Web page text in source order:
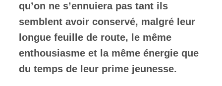
qu’on ne s’ennuiera pas tant ils
semblent avoir conservé, malgré leur
longue feuille de route, le même
enthousiasme et la même énergie que
du temps de leur prime jeunesse.